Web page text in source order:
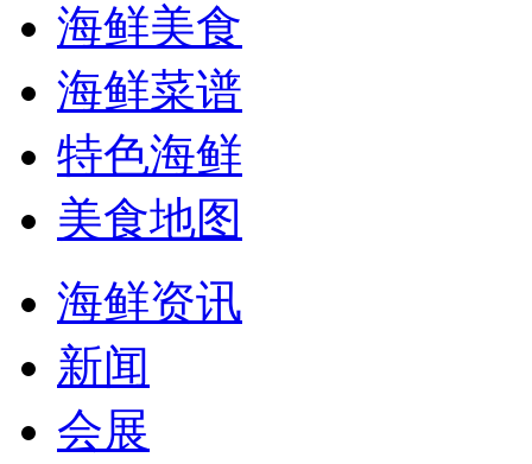
海鲜美食
海鲜菜谱
特色海鲜
美食地图
海鲜资讯
新闻
会展